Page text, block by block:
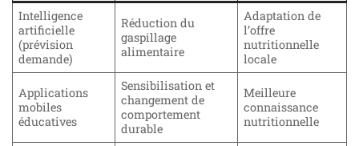
Intelligence
artificielle
(prévision
demande)
Réduction du
gaspillage
alimentaire
Adaptation de
l’offre
nutritionnelle
locale
Applications
mobiles
éducatives
Sensibilisation et
changement de
comportement
durable
Meilleure
connaissance
nutritionnelle